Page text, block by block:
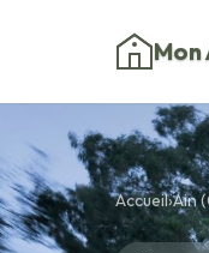
Accueil›Ain